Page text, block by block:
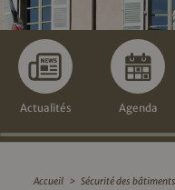
Actualités Agenda
Accueil > Sécurité des